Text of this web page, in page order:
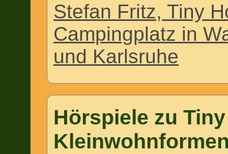
Stefan Fritz, Tiny
Campingplatz in
und Karlsruhe
Hörspiele zu